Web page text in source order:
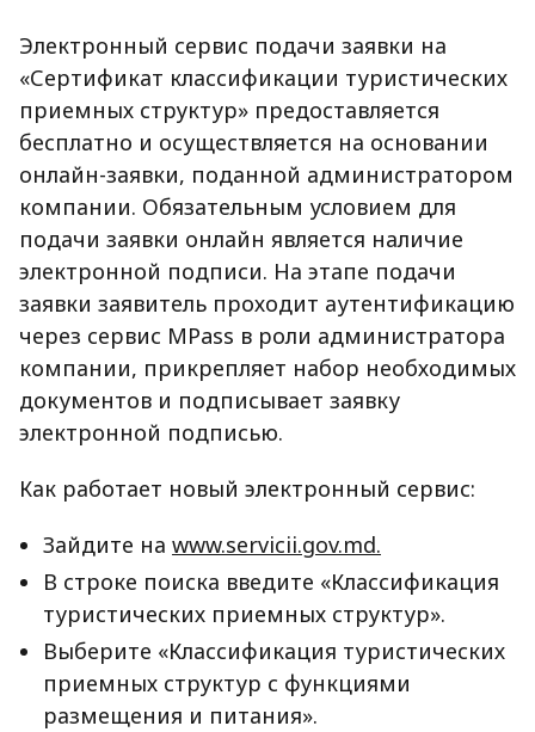
Электронный сервис подачи заявки на
«Сертификат классификации туристических
приемных структур» предоставляется
бесплатно и осуществляется на основании
онлайн-заявки, поданной администратором
компании. Обязательным условием для
подачи заявки онлайн является наличие
электронной подписи. На этапе подачи
заявки заявитель проходит аутентификацию
через сервис MPass в роли администратора
компании, прикрепляет набор необходимых
документов и подписывает заявку
электронной подписью.
Как работает новый электронный сервис:
Зайдите на www.servicii.gov.md.
В строке поиска введите «Классификация
туристических приемных структур».
Выберите «Классификация туристических
приемных структур с функциями
размещения и питания».